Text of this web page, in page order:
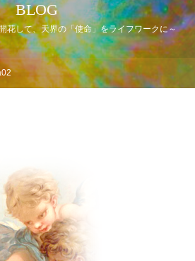
BLOG
花して、天界の「使命」をライフワークに～